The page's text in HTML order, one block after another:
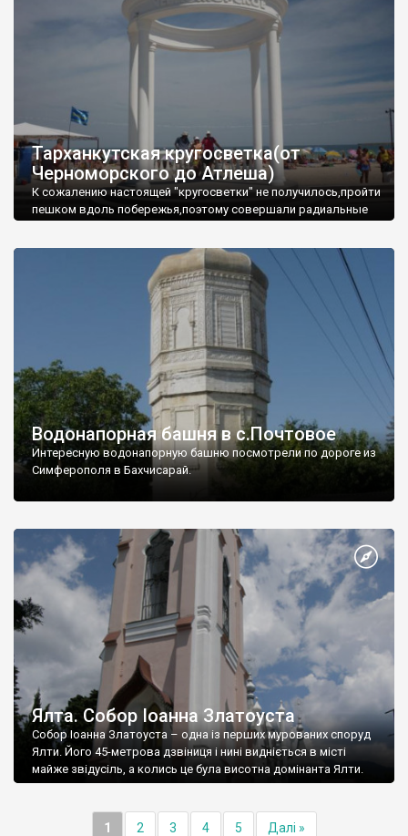
Тарханкутская кругосветка(от
Черноморского до Атлеша)
К сожалению настоящей "кругосветки" не получилось,пройти
пешком вдоль побережья,поэтому совершали радиальные
Водонапорная башня в с.Почтовое
Интересную водонапорную башню посмотрели по дороге из
Симферополя в Бахчисарай.
Ялта. Собор Іоанна Златоуста
Собор Іоанна Златоуста – одна із перших мурованих споруд
Ялти. Його 45-метрова дзвіниця і нині видніється в місті
майже звідусіль, а колись це була висотна домінанта Ялти.
1 2 3 4 5 Далі »